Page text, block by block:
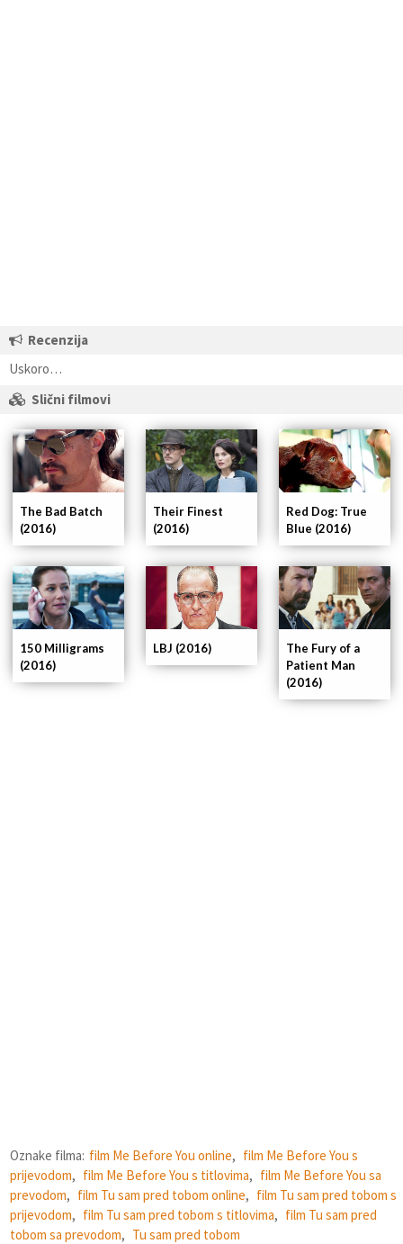
Recenzija
Uskoro…
Slični filmovi
The Fury of a
Patient Man
(2016)
LBJ (2016)
150 Milligrams
(2016)
Red Dog: True
Blue (2016)
Their Finest
(2016)
The Bad Batch
(2016)
Oznake filma: film Me Before You online, film Me Before You s
prijevodom, film Me Before You s titlovima, film Me Before You sa
prevodom, film Tu sam pred tobom online, film Tu sam pred tobom s
prijevodom, film Tu sam pred tobom s titlovima, film Tu sam pred
tobom sa prevodom, Tu sam pred tobom